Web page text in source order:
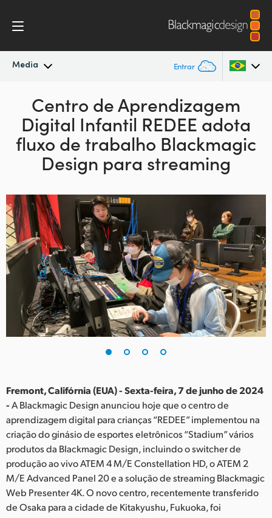
Media Entrar
Novidades
Arquivo
Imagens para Imprensa
Argentina
Australia
Austria
Canada
China
Denmark
Finland
France
Germany
India
Italy
Japan
Korea
Mexico
Centro deAprendizagem
Digital Infantil REDEE adota
fluxo de trabalho Blackmagic
Design para streaming
Fremont, Califórnia (EUA) - Sexta-feira, 7 de junho de 2024
-A Blackmagic Design anunciou hoje que o centro de
aprendizagem digital para crianças “REDEE” implementou na
criação do ginásio de esportes eletrônicos “Stadium” vários
produtos da Blackmagic Design, incluindo o switcher de
produção ao vivo ATEM 4 M/E Constellation HD, o ATEM 2
M/E Advanced Panel 20 e a solução de streaming Blackmagic
Web Presenter 4K. O novo centro, recentemente transferido
de Osaka para a cidade de Kitakyushu, Fukuoka, foi